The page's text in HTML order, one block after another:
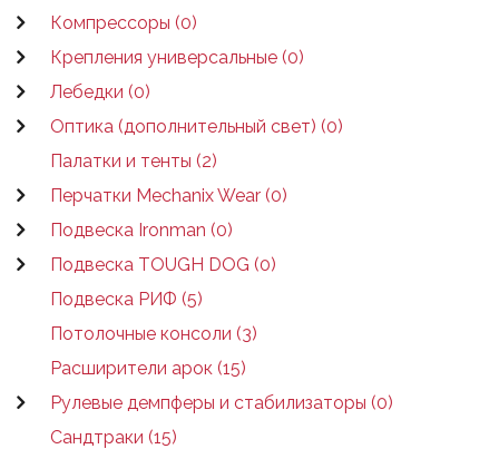
Компрессоры (0)
Крепления универсальные (0)
Лебедки (0)
Оптика (дополнительный свет) (0)
Палатки и тенты (2)
Перчатки Mechanix Wear (0)
Подвеска Ironman (0)
Подвеска TOUGH DOG (0)
Подвеска РИФ (5)
Потолочные консоли (3)
Расширители арок (15)
Рулевые демпферы и стабилизаторы (0)
Сандтраки (15)